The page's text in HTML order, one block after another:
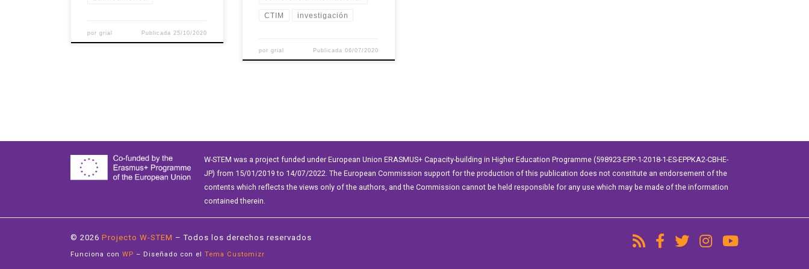
porgrial Publicada 25/10/2020
CTIM investigación
porgrial Publicada 06/07/2020
W-STEM was a project funded under European Union ERASMUS+ Capacity-building in Higher Education Programme (598923-EPP-1-2018-1-ES-EPPKA2-CBHE-
JP) from 15/01/2019 to 14/07/2022. The European Commission support for the production of this publication does not constitute an endorsement of the
contents which reflects the views only of the authors, and the Commission cannot be held responsible for any use which may be made of the information
contained therein.
© 2026 Projecto W-STEM – Todos los derechos reservados
Funciona con WP – Diseñado con el Tema Customizr